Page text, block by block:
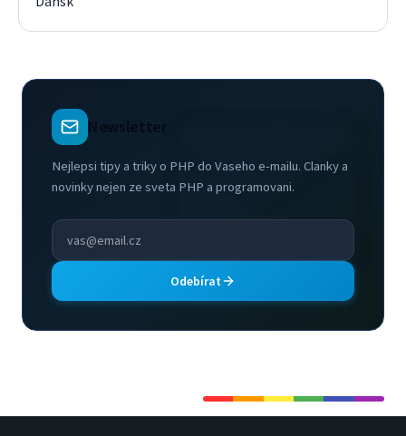
Newsletter
Nejlepsi tipy a triky o PHP do Vaseho e-mailu. Clanky a
novinky nejen ze sveta PHP a programovani.
Odebírat